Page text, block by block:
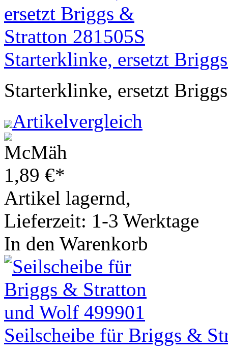
Starterklinke, ersetzt
Starterklinke, ersetzt
Artikelvergleich
1,89 €*
Artikel lagernd,
Lieferzeit: 1-3 Werktage
In den Warenkorb
Seilscheibe für Briggs &